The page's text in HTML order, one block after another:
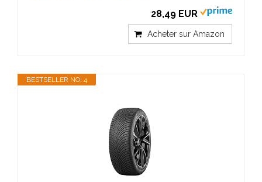
28,49 EUR
Acheter sur Amazon
BESTSELLER NO. 4